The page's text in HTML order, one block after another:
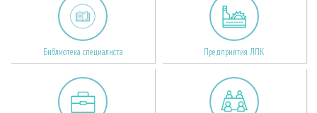
Библиотека специалиста Предприятия ЛПК